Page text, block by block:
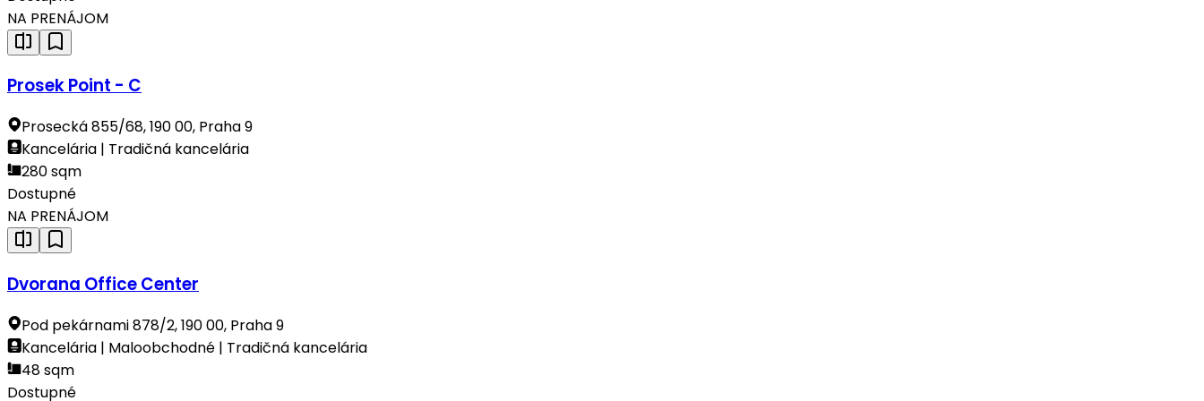
NA PRENÁJOM
Prosek Point - C
Prosecká 855/68, 190 00, Praha 9
Kancelária | Tradičná kancelária
280 sqm
Dostupné
NA PRENÁJOM
Dvorana Office Center
Pod pekárnami 878/2, 190 00, Praha 9
Kancelária | Maloobchodné | Tradičná kancelária
48 sqm
Dostupné